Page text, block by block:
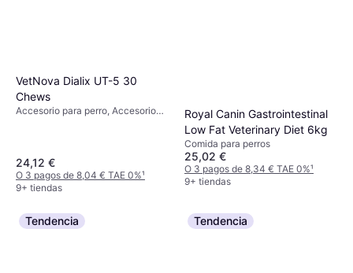
VetNova Dialix UT-5 30
Chews
Accesorio para perro, Accesorio
24,12 €
O 3 pagos de 8,04 € TAE 0%¹
9+ tiendas
Royal Canin Gastrointestinal
Low Fat Veterinary Diet 6kg
Comida para perros
25,02 €
O 3 pagos de 8,34 € TAE 0%¹
9+ tiendas
Tendencia Tendencia